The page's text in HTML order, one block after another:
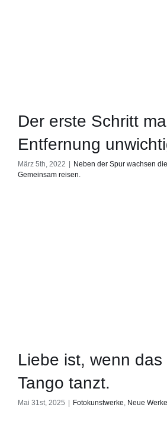
Der erste Schritt
Entfernung
März 5th, 2022
Neben der Spur wachsen
Gemeinsam reisen.
Liebe ist, wenn das
Tango tanzt.
Mai 31st, 2025 Fotokunstwerke, Neue Werke